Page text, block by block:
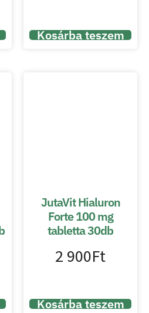
Kosárba teszem
JutaVit Hialuron
Forte 100 mg
tabletta 30db
2 900Ft
Kosárba teszem